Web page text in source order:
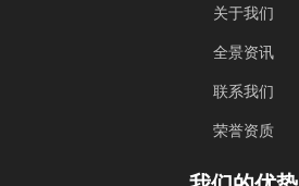
关于我们
全景资讯
联系我们
荣誉资质